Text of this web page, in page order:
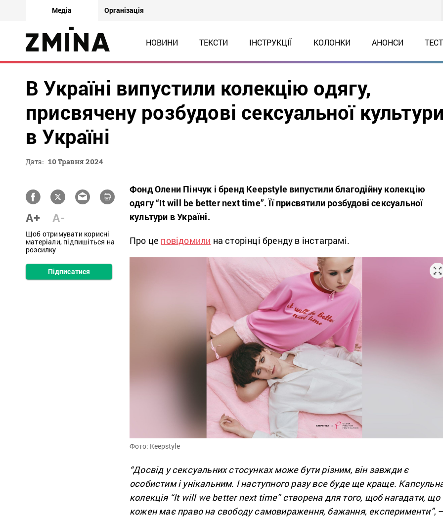
Медіа Організація
НОВИНИ ТЕКСТИ ІНСТРУКЦІЇ КОЛОНКИ АНОНСИ
В Україні випустили колекцію одягу,
присвячену розбудові сексуальної культури
в Україні
Дата: 10 Травня 2024
A+ A-
Щоб отримувати корисні
матеріали, підпишіться на
розсилку
Підписатися
Фонд Олени Пінчук і бренд Keepstyle випустили благодійну колекцію
одягу “It will be better next time”. Її присвятили розбудові сексуальної
культури в Україні.
Про це повідомили на сторінці бренду в інстаграмі.
Фото: Keepstyle
“Досвід у сексуальних стосунках може бути різним, він завжди є
особистим і унікальним. І наступного разу все буде ще краще.
колекція “It will we better next time” створена для того, щоб нагадати, що
кожен має право на свободу самовираження, бажання, експерименти”,